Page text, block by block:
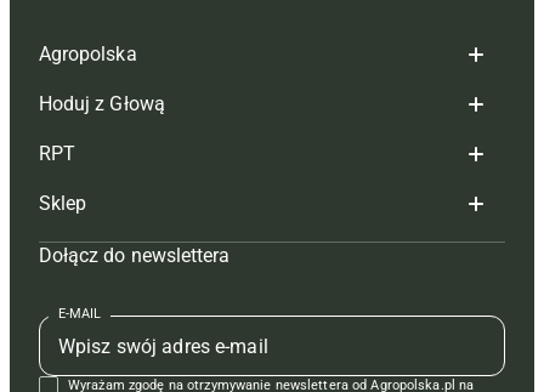
Agropolska
Redakcja
Reklama
Tagi
Mapa serwisu
Kontakt
Regulamin
Hoduj z Głową
Hoduj z głową bydło
Hoduj z głową świnie
Prenumerata
Redakcja
Kontakt
RPT
Redakcja
Prenumerata
Reklama
Kontakt
Sklep
Czasopisma i prenumerata
Książki
Regulamin
Dołącz do newslettera
E-MAIL
Wyrażam zgodę na otrzymywanie newslettera od Agropolska.pl na